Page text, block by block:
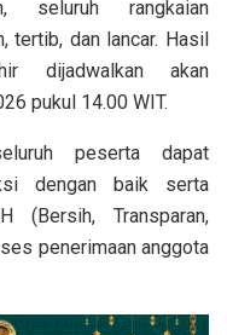
seluruh rangkaian
tertib, dan lancar. Hasil
dijadwalkan akan
pukul 14.00 WIT.
peserta dapat
dengan baik serta
(Bersih, Transparan,
penerimaan anggota